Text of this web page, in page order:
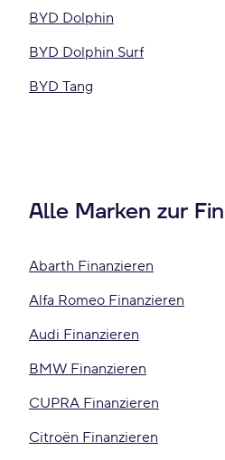
BYD Dolphin
BYD Dolphin Surf
BYD Tang
Alle Marken zur
Abarth Finanzieren
Alfa Romeo Finanzieren
Audi Finanzieren
BMW Finanzieren
CUPRA Finanzieren
Citroën Finanzieren